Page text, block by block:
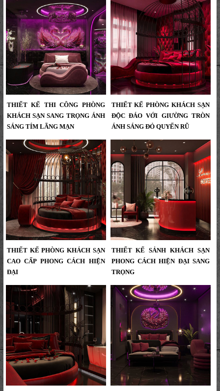
Khách Sạn Phong Cách Á Đông
Hiện Đại – Đậm Chất Nghệ Thuật &
Sang Trọng...
Thiết Kế Thi Công Phòng Ngủ
Khách Sạn Tông Đỏ Hiện Đại Sang
Trọng – Đẳng Cấp Khác Biệt Cùng
KTV GROUP...
THIẾT KẾ THI CÔNG PHÒNG
KHÁCH SẠN SANG TRỌNG ÁNH
SÁNG TÍM LÃNG MẠN
Thiết Kế Thi Công Phòng Khách
Sạn Sang Trọng – Ánh Sáng Tím
Lãng Mạn...
THIẾT KẾ PHÒNG KHÁCH SẠN
ĐỘC ĐÁO VỚI GIƯỜNG TRÒN
ÁNH SÁNG ĐỎ QUYẾN RŨ
Thiết Kế Phòng Khách Sạn Độc Đáo
Với Giường Tròn Và Ánh Sáng Đỏ
Quyến Rũ...
THIẾT KẾ PHÒNG KHÁCH SẠN
CAO CẤP PHONG CÁCH HIỆN
ĐẠI
Thiết kế phòng khách sạn cao cấp
phong cách hiện đại nổi bật với
giường tròn và ánh sáng nghệ
thuật...
THIẾT KẾ SẢNH KHÁCH SẠN
PHONG CÁCH HIỆN ĐẠI SANG
TRỌNG
Thiết kế sảnh khách sạn phong cách
hiện đại sang trọng – Điểm chạm ấn
tượng đầu tiên...